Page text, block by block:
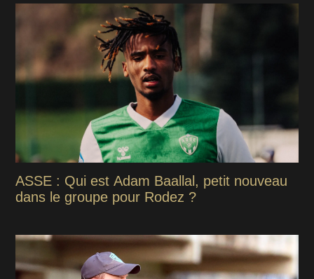
ASSE : Qui est Adam Baallal, petit nouveau
dans le groupe pour Rodez ?